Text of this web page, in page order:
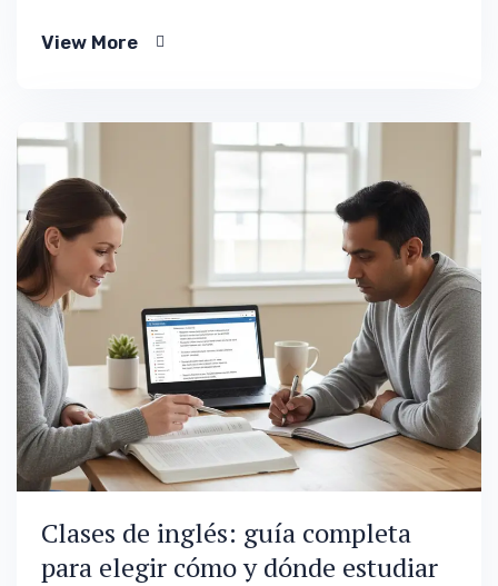
aprender el idioma, especialmente entre
reorganizar toda su vida. Aun así, no todas
las clases de inglés online funcionan igual.
Algunas…
View More
Clases de inglés: guía completa
para elegir cómo y dónde estudiar